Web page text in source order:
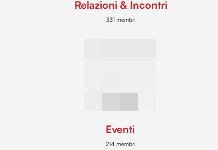
Relazioni & Incontri
331 membri
Eventi
214 membri